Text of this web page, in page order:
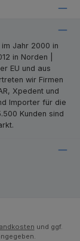
Jahr 2000 in
in Norden |
EU und aus
wir Firmen
Xpedent und
Importer für die
Kunden sind
dentalcontact
und ggf.